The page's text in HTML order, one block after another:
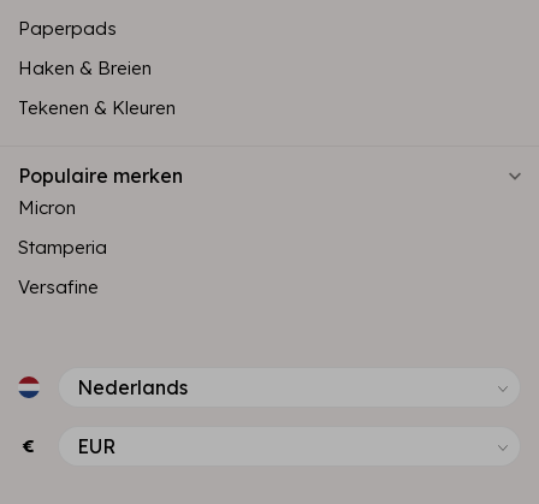
Paperpads
Haken & Breien
Tekenen & Kleuren
Populaire merken
Micron
Stamperia
Versafine
€